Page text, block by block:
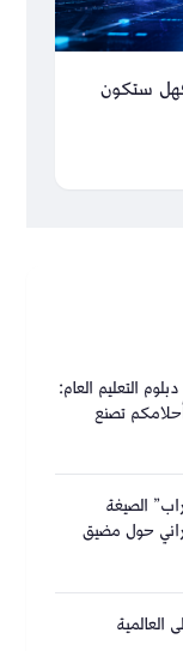
ستكون
التعليم العام:
تصنع
الصيغة
حول مضيق
العالمية